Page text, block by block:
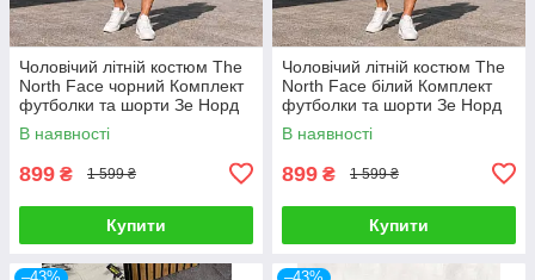
Чоловічий літній костюм The
North Face чорний Комплект
футболки та шорти Зе Норд
Фейс
В наявності
899 ₴ 1 599 ₴
Купити
Чоловічий літній костюм The
North Face білий Комплект
футболки та шорти Зе Норд
Фейс
В наявності
899 ₴ 1 599 ₴
Купити